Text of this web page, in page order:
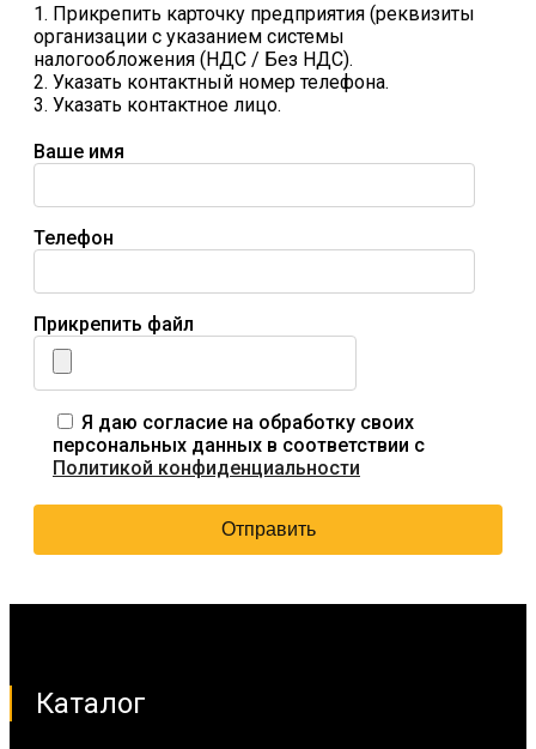
1. Прикрепить карточку предприятия (реквизиты
организации с указанием системы
налогообложения (НДС / Без НДС).
2. Указать контактный номер телефона.
3. Указать контактное лицо.
Ваше имя
Телефон
Прикрепить файл
Я даю согласие на обработку своих
персональных данных в соответствии с
Политикой конфиденциальности
Каталог